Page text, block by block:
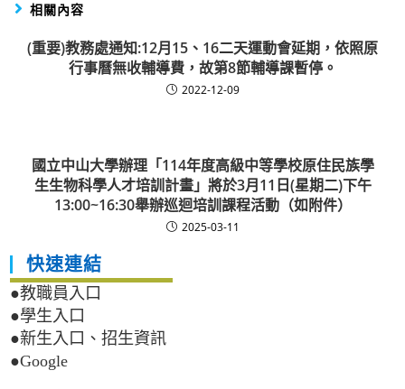
相關內容
(重要)教務處通知:12月15、16二天運動會延期，依照原
行事曆無收輔導費，故第8節輔導課暫停。
2022-12-09
國立中山大學辦理「114年度高級中等學校原住民族學
生生物科學人才培訓計畫」將於3月11日(星期二)下午
13:00~16:30舉辦巡迴培訓課程活動（如附件）
2025-03-11
快速連結
●教職員入口
●學生入口
●新生入口、招生資訊
●Google